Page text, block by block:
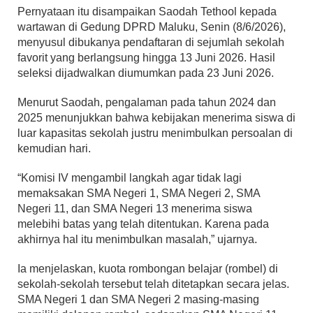
Pernyataan itu disampaikan Saodah Tethool kepada
wartawan di Gedung DPRD Maluku, Senin (8/6/2026),
menyusul dibukanya pendaftaran di sejumlah sekolah
favorit yang berlangsung hingga 13 Juni 2026. Hasil
seleksi dijadwalkan diumumkan pada 23 Juni 2026.
Menurut Saodah, pengalaman pada tahun 2024 dan
2025 menunjukkan bahwa kebijakan menerima siswa di
luar kapasitas sekolah justru menimbulkan persoalan di
kemudian hari.
“Komisi IV mengambil langkah agar tidak lagi
memaksakan SMA Negeri 1, SMA Negeri 2, SMA
Negeri 11, dan SMA Negeri 13 menerima siswa
melebihi batas yang telah ditentukan. Karena pada
akhirnya hal itu menimbulkan masalah,” ujarnya.
Ia menjelaskan, kuota rombongan belajar (rombel) di
sekolah-sekolah tersebut telah ditetapkan secara jelas.
SMA Negeri 1 dan SMA Negeri 2 masing-masing